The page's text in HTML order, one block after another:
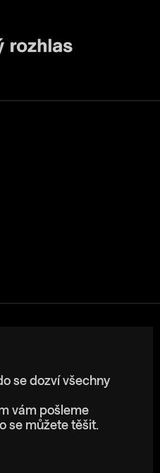
se dozví všechny
vám pošleme
se můžete těšit.